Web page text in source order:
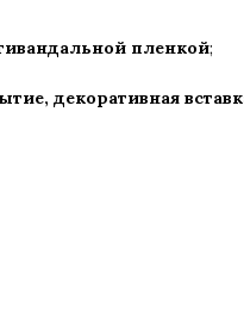
пленкой;
декоративная